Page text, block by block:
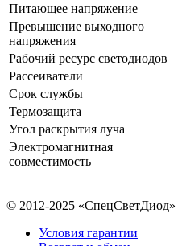
Питающее напряжение
Превышение выходного
напряжения
Рабочий ресурс светодиодов
Рассеиватели
Срок службы
Термозащита
Угол раскрытия луча
Электромагнитная
совместимость
© 2012-2025 «СпецСветДиод»
Условия гарантии